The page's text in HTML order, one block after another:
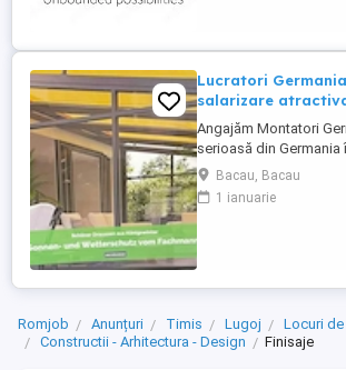
intre salarii; - ...
Lucratori
salarizare
Angajăm Montatori
serioasă din
și caută minimum 2,
pentru montajul de:
terase; sisteme din
Bacau, Bacau
1 ianuarie
Romjob Anunțuri Timis Lugoj
Locuri
Constructii - Arhitectura - Design
Finisaje